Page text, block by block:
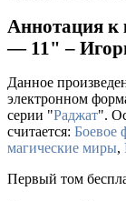
Аннотация к
— 11" –
Данное
электронном
серии "Раджат".
считается: Боевое
магические миры,
Первый том